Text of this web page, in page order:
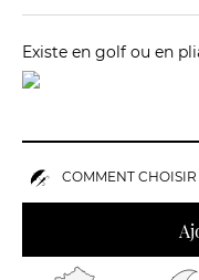
Existe en golf ou en
COMMENT